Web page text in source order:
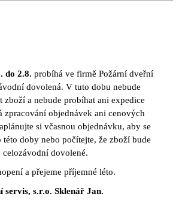
do 2.8. probíhá ve firmě Požární dveřní
dovolená. V tuto dobu nebude
zboží a nebude probíhat ani expedice
zpracování objednávek ani cenových
si včasnou objednávku, aby se
doby nebo počítejte, že zboží bude
celozávodní dovolené.
a přejeme příjemné léto.
servis, s.r.o. Sklenář Jan.